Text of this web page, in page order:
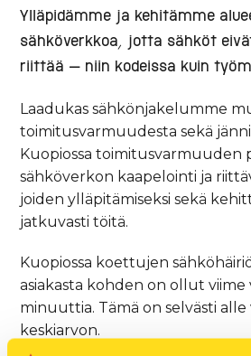
Ylläpidämme ja kehitämme
sähköverkkoa, jotta sähköt
riittää – niin kodeissa kuin
Laadukas sähkönjakelumme
toimitusvarmuudesta sekä
Kuopiossa toimitusvarmuuden
sähköverkon kaapelointi ja
joiden ylläpitämiseksi sekä
jatkuvasti töitä.
Kuopiossa koettujen
asiakasta kohden on ollut viime
minuuttia. Tämä on selvästi
keskiarvon.